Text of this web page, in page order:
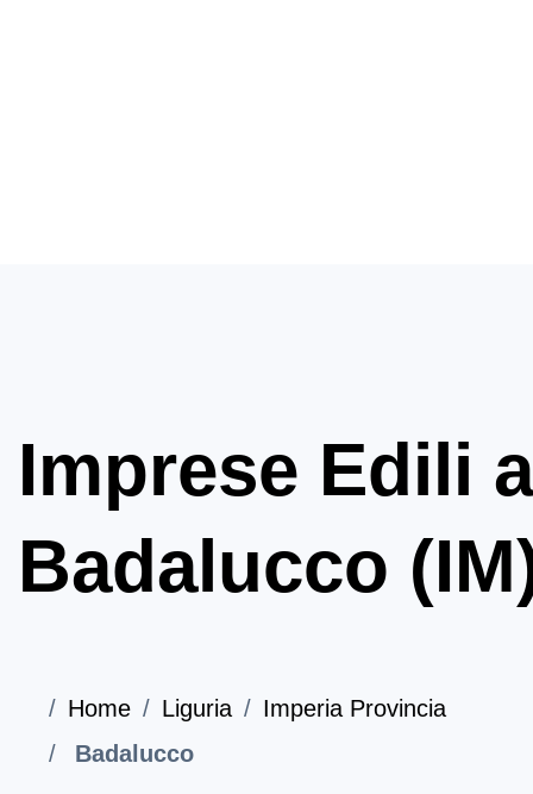
Imprese Edili a
Badalucco
Home Liguria
Imperia Provincia
Badalucco